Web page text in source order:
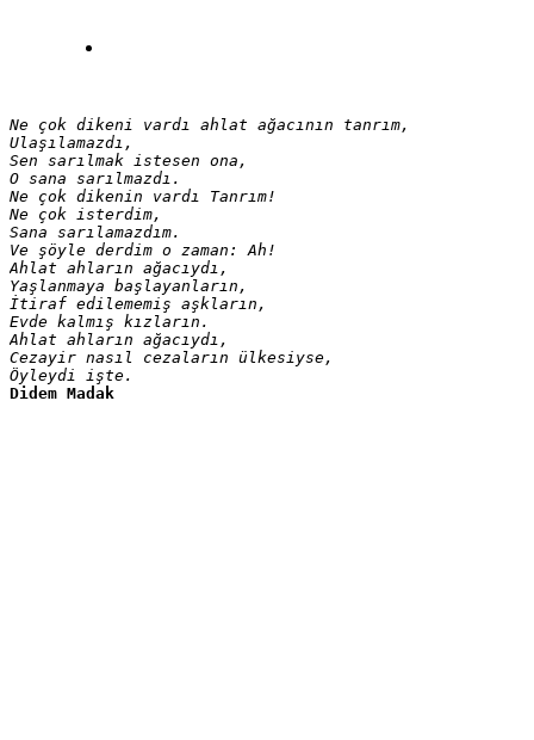
Ne çok dikeni vardı ahlat ağacının tanrım,
Ulaşılamazdı,
Sen sarılmak istesen ona,
O sana sarılmazdı.
Ne çok dikenin vardı Tanrım!
Ne çok isterdim,
Sana sarılamazdım.
Ve şöyle derdim o zaman: Ah!
Ahlat ahların ağacıydı,
Yaşlanmaya başlayanların,
İtiraf edilememiş aşkların,
Evde kalmış kızların.
Ahlat ahların ağacıydı,
Cezayir nasıl cezaların ülkesiyse,
Öyleydi işte.
Didem Madak